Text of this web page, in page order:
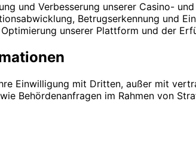
und Verbesserung unserer Casino-
Betrugserkennung und
unserer Plattform und der
Einwilligung mit Dritten, außer mit
Behördenanfragen im Rahmen von